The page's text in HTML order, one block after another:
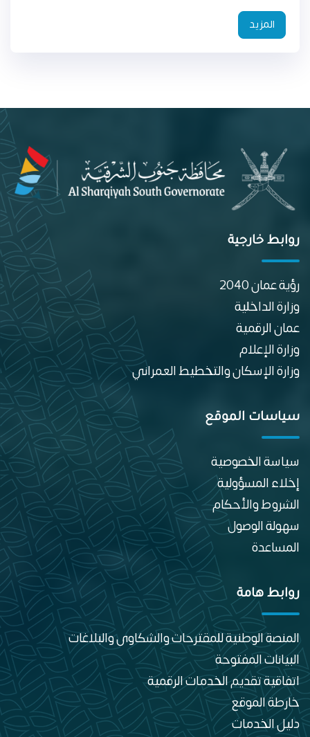
المزيد
روابط خارجية
رؤية عمان 2040
وزارة الداخلية
عمان الرقمية
وزارة الإعلام
وزارة الإسكان والتخطيط العمراني
سياسات الموقع
سياسة الخصوصية
إخلاء المسؤولية
الشروط والأحكام
سهولة الوصول
المساعدة
روابط هامة
المنصة الوطنية للمقترحات والشكاوى والبلاغات
البيانات المفتوحة
اتفاقية تقديم الخدمات الرقمية
خارطة الموقع
دليل الخدمات